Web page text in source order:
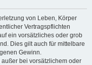
von Leben, Körper
Vertragspflichten
ein vorsätzliches oder grob
Dies gilt auch für mittelbare
Gewinn.
bei vorsätzlichem oder